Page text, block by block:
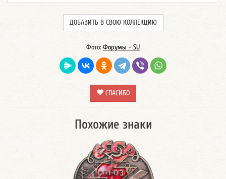
ДОБАВИТЬ В СВОЮ КОЛЛЕКЦИЮ
Фото: Форумы - SU
СПАСИБО
Похожие знаки